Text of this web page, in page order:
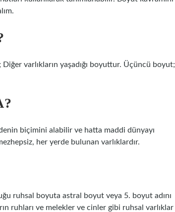
varlıkların yaşadığı boyuttur. Üçüncü boyut;
biçimini alabilir ve hatta maddi dünyayı
her yerde bulunan varlıklardır.
ruhsal boyuta astral boyut veya 5. boyut adını
ruhları ve melekler ve cinler gibi ruhsal varlıklar